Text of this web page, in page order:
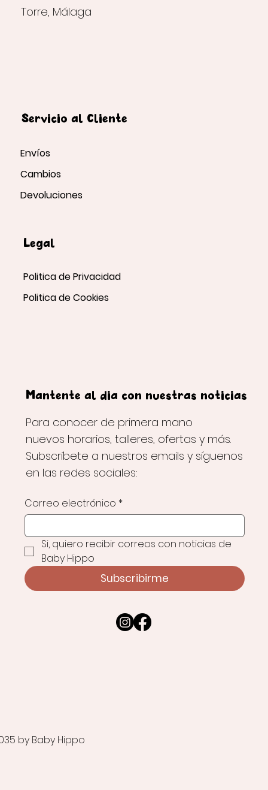
Torre, Málaga
Servicio al Cliente
Envíos
Cambios
Devoluciones
Legal
Politica de Privacidad
Politica de Cookies
Mantente al día con nuestras noticias
Para conocer de primera mano
nuevos horarios, talleres, ofertas y más.
Subscríbete a nuestros emails y síguenos
en las redes sociales:
Correo electrónico *
Si, quiero recibir correos con noticias de
Baby Hippo
Subscribirme
by Baby Hippo